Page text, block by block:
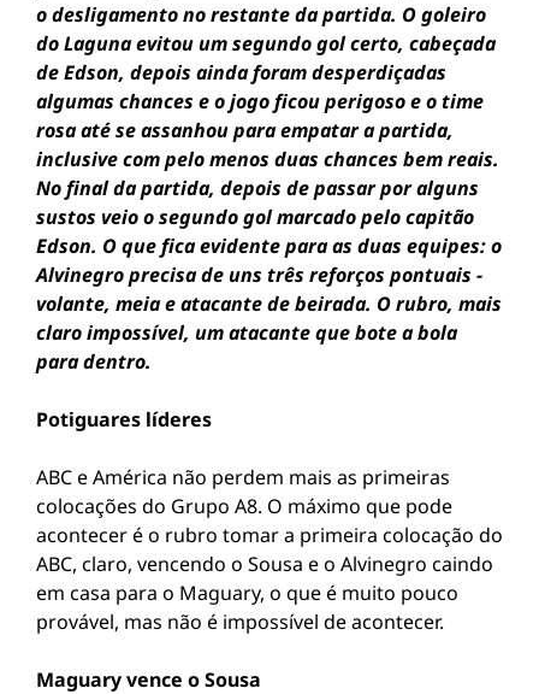
o desligamento no restante da partida. O goleiro
do Laguna evitou um segundo gol certo, cabeçada
de Edson, depois ainda foram desperdiçadas
algumas chances e o jogo ficou perigoso e o time
rosa até se assanhou para empatar a partida,
inclusive com pelo menos duas chances bem reais.
No final da partida, depois de passar por alguns
sustos veio o segundo gol marcado pelo capitão
Edson. O que fica evidente para as duas equipes: o
Alvinegro precisa de uns três reforços pontuais -
volante, meia e atacante de beirada. O rubro, mais
claro impossível, um atacante que bote a bola
para dentro.
Potiguares líderes
ABC e América não perdem mais as primeiras
colocações do Grupo A8. O máximo que pode
acontecer é o rubro tomar a primeira colocação do
ABC, claro, vencendo o Sousa e o Alvinegro caindo
em casa para o Maguary, o que é muito pouco
provável, mas não é impossível de acontecer.
Maguary vence o Sousa